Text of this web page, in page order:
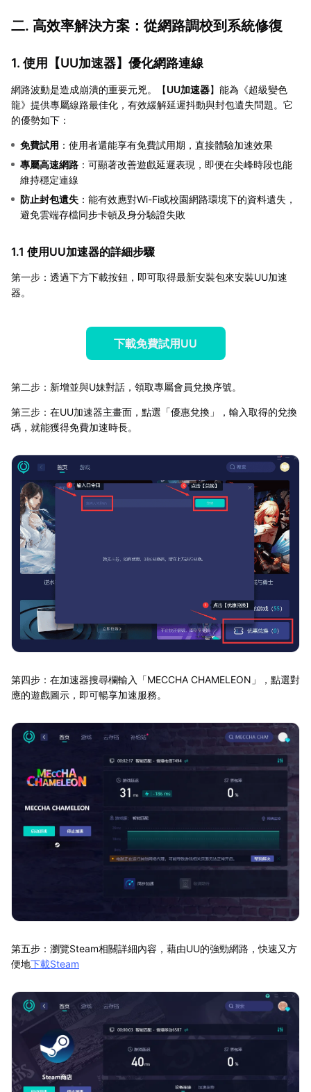
二. 高效率解決方案：從網路調校到系統修復
1. 使用【UU加速器】優化網路連線
網路波動是造成崩潰的重要元兇。【UU加速器】能為《超級變色
龍》提供專屬線路最佳化，有效緩解延遲抖動與封包遺失問題。它
的優勢如下：
免費試用 ：使用者還能享有免費試用期，直接體驗加速效果
專屬高速網路 ：可顯著改善遊戲延遲表現，即便在尖峰時段也能
維持穩定連線
防止封包遺失 ：能有效應對Wi-Fi或校園網路環境下的資料遺失，
避免雲端存檔同步卡頓及身分驗證失敗
1.1 使用UU加速器的詳細步驟
第一步：透過下方下載按鈕，即可取得最新安裝包來安裝UU加速
器。
下載免費試用UU
第二步：新增並與U妹對話，領取專屬會員兌換序號。
第三步：在UU加速器主畫面，點選「優惠兌換」，輸入取得的兌換
碼，就能獲得免費加速時長。
第四步：在加速器搜尋欄輸入「MECCHA CHAMELEON」，點選對
應的遊戲圖示，即可暢享加速服務。
第五步：瀏覽Steam相關詳細內容，藉由UU的強勁網路，快速又方
便地下載Steam